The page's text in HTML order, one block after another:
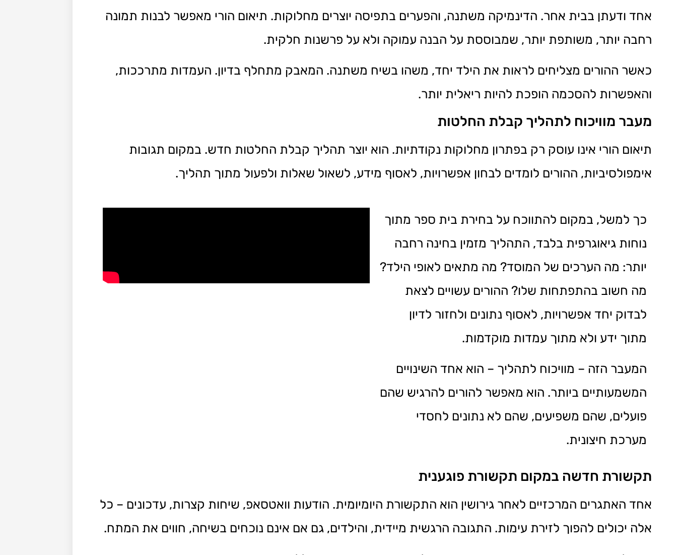
אחד ודעתן בבית אחר. הדינמיקה משתנה, והפערים בתפיסה יוצרים מחלוקות. תיאום הורי מאפשר לבנות תמונה
רחבה יותר, משותפת יותר, שמבוססת על הבנה עמוקה ולא על פרשנות חלקית.
כאשר ההורים מצליחים לראות את הילד יחד, משהו בשיח משתנה. המאבק מתחלף בדיון. העמדות מתרככות,
והאפשרות להסכמה הופכת להיות ריאלית יותר.
מעבר מוויכוח לתהליך קבלת החלטות
תיאום הורי אינו עוסק רק בפתרון מחלוקות נקודתיות. הוא יוצר תהליך קבלת החלטות חדש. במקום תגובות
אימפולסיביות, ההורים לומדים לבחון אפשרויות, לאסוף מידע, לשאול שאלות ולפעול מתוך תהליך.
כך למשל, במקום להתווכח על בחירת בית ספר מתוך
נוחות גיאוגרפית בלבד, התהליך מזמין בחינה רחבה
יותר: מה הערכים של המוסד? מה מתאים לאופי הילד?
מה חשוב בהתפתחות שלו? ההורים עשויים לצאת
לבדוק יחד אפשרויות, לאסוף נתונים ולחזור לדיון
מתוך ידע ולא מתוך עמדות מוקדמות.
המעבר הזה – מוויכוח לתהליך – הוא אחד השינויים
המשמעותיים ביותר. הוא מאפשר להורים להרגיש שהם
פועלים, שהם משפיעים, שהם לא נתונים לחסדי
מערכת חיצונית.
תקשורת חדשה במקום תקשורת פוגענית
אחד האתגרים המרכזיים לאחר גירושין הוא התקשורת היומיומית. הודעות וואטסאפ, שיחות קצרות, עדכונים – כל
אלה יכולים להפוך לזירת עימות. התגובה הרגשית מיידית, והילדים, גם אם אינם נוכחים בשיחה, חווים את המתח.